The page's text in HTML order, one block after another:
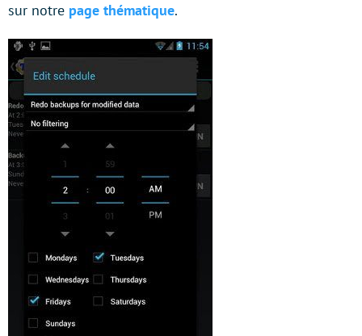
sur notre page thématique.